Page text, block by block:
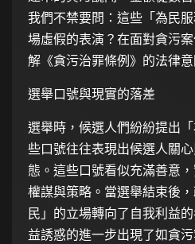
我們不禁要問：這些「為民
場虛假的表演？在面對貪污
解《貪污治罪條例》的法律意
選舉口號與現實的落差
選舉時，候選人們紛紛提出
些口號往往表現出候選人關
態。這些口號看似充滿善意
權謀與策略。當選舉結束後
民」的立場轉向了自我利益
益誘惑的進一步出現了如貪